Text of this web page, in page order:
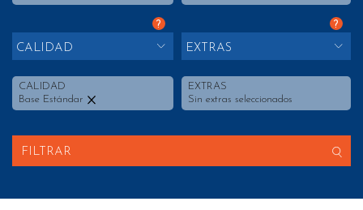
?
CALIDAD
CALIDAD
Base Estándar
?
EXTRAS
EXTRAS
Sin extras seleccionados
FILTRAR